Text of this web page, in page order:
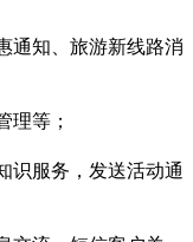
通知、旅游新线路消
理等；
识服务，发送活动通